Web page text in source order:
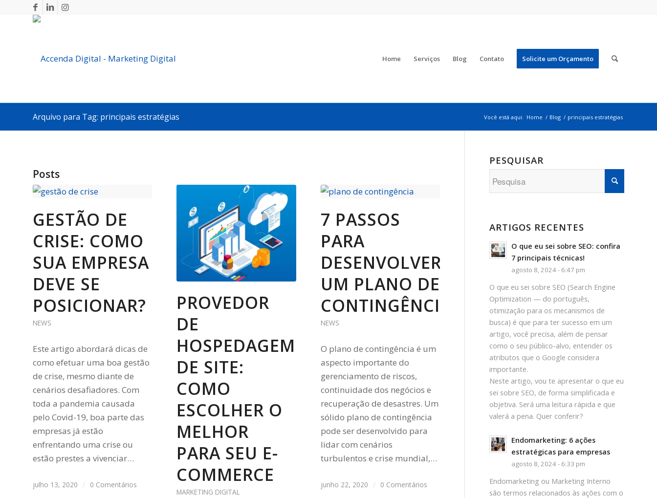
Home Serviços Blog Contato Solicite um Orçamento
Arquivo para Tag: principais estratégias Você está aqui: Home / Blog / principais estratégias
Posts
GESTÃO DE
CRISE: COMO
SUA EMPRESA
DEVE SE
POSICIONAR?
NEWS
Este artigo abordará dicas de
como efetuar uma boa gestão
de crise, mesmo diante de
cenários desafiadores. Com
toda a pandemia causada
pelo Covid-19, boa parte das
empresas já estão
enfrentando uma crise ou
estão prestes a vivenciar…
julho 13, 2020 / 0 Comentários
PROVEDOR
DE
HOSPEDAGEM
DE SITE:
COMO
ESCOLHER O
MELHOR
PARA SEU E-
COMMERCE
MARKETING DIGITAL
7 PASSOS
PARA
DESENVOLVER
UM PLANO DE
CONTINGÊNCIA
NEWS
O plano de contingência é um
aspecto importante do
gerenciamento de riscos,
continuidade dos negócios e
recuperação de desastres. Um
sólido plano de contingência
pode ser desenvolvido para
lidar com cenários
turbulentos e crise mundial,…
junho 22, 2020 / 0 Comentários
PESQUISAR
ARTIGOS RECENTES
O que eu sei sobre SEO: confira
7 principais técnicas!
agosto 8, 2024 - 6:47 pm
O que eu sei sobre SEO (Search Engine
Optimization — do português,
otimização para os mecanismos de
busca) é que para ter sucesso em um
artigo, você precisa, além de pensar
como o seu público-alvo, entender os
atributos que o Google considera
importante.
Neste artigo, vou te apresentar o que eu
sei sobre SEO, de forma simplificada e
objetiva. Será uma leitura rápida e que
valerá a pena. Quer conferir?
Endomarketing: 6 ações
estratégicas para empresas
agosto 8, 2024 - 6:33 pm
Endomarketing ou Marketing Interno
são termos relacionados às ações com o